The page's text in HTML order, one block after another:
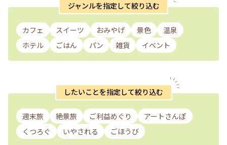
ジャンルを指定して絞り込む
カフェ スイーツ おみやげ 景色
温泉
ホテル
ごはん パン 雑貨 イベント
したいことを指定して絞り込む
週末旅 絶景旅 ご利益めぐり
アートさんぽ
くつろぐ
いやされる ごほうび